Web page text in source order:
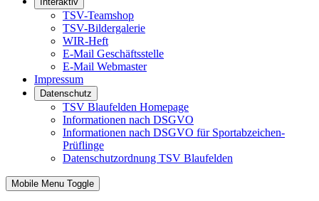
TSV-Teamshop
TSV-Bildergalerie
WIR-Heft
E-Mail Geschäftsstelle
E-Mail Webmaster
Impressum
Datenschutz
TSV Blaufelden Homepage
Informationen nach DSGVO
Informationen nach DSGVO für Sportabzeichen-
Prüflinge
Datenschutzordnung TSV Blaufelden
Mobile Menu Toggle